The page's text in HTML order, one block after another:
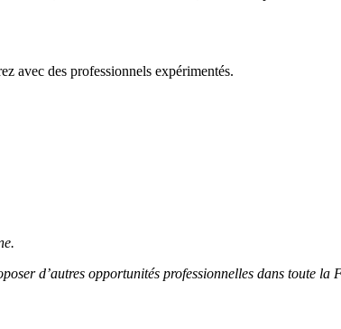
avec des professionnels expérimentés.
d’autres opportunités professionnelles dans toute la